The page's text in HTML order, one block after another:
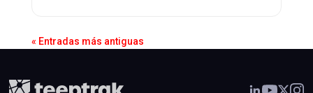
« Entradas más antiguas